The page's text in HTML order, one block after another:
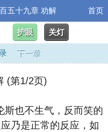
五十九章 劝解 首页
护眼 关灯
下一章
第1/2页)
也不生气，反而笑的
乃是正常的反应，如